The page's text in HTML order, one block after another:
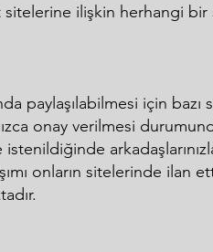
ilişkin herhangi bir
paylaşılabilmesi için bazı
onay verilmesi
arkadaşlarınızla
onların sitelerinde ilan